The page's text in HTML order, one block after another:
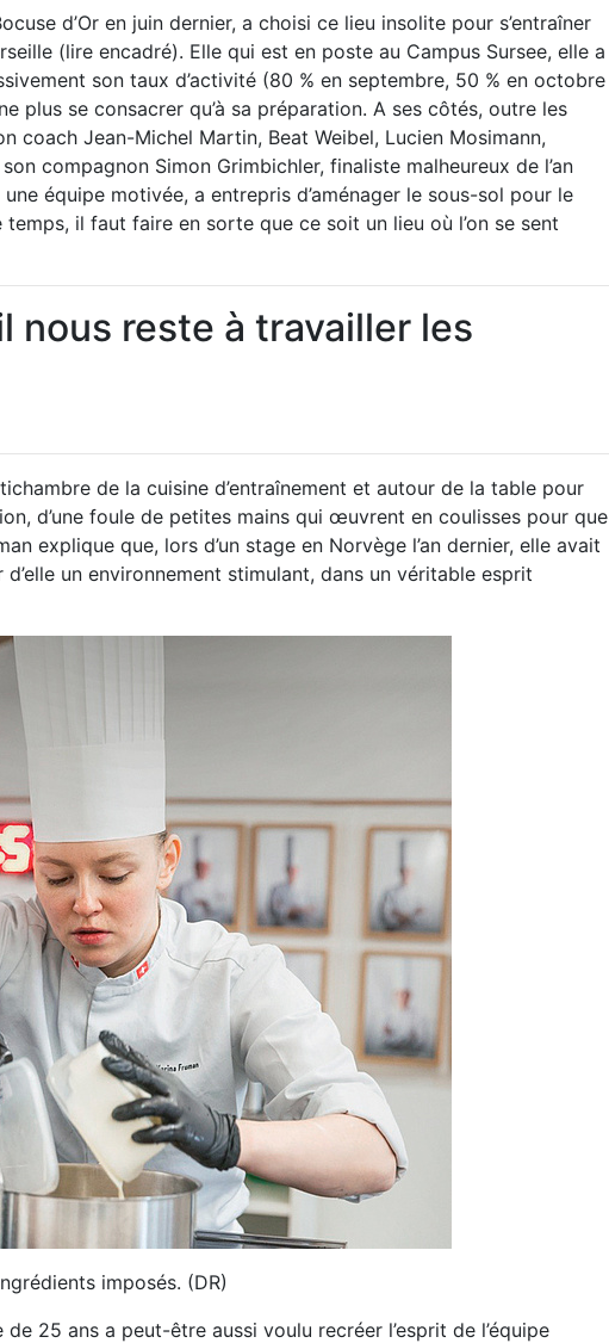
d’Or en juin dernier, a choisi ce lieu insolite pour s’entraîner
(lire encadré). Elle qui est en poste au Campus Sursee, elle a
son taux d’activité (80 % en septembre, 50 % en octobre
plus se consacrer qu’à sa préparation. A ses côtés, outre les
coach Jean-Michel Martin, Beat Weibel, Lucien Mosimann,
compagnon Simon Grimbichler, finaliste malheureux de l’an
équipe motivée, a entrepris d’aménager le sous-sol pour le
il faut faire en sorte que ce soit un lieu où l’on se sent
nous reste à travailler les
de la cuisine d’entraînement et autour de la table pour
d’une foule de petites mains qui œuvrent en coulisses pour que
explique que, lors d’un stage en Norvège l’an dernier, elle avait
un environnement stimulant, dans un véritable esprit
imposés. (DR)
25 ans a peut-être aussi voulu recréer l’esprit de l’équipe